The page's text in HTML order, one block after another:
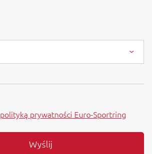
polityką prywatności Euro-Sportring
Wyślij